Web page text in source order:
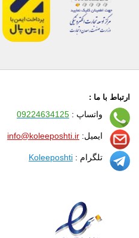
ارتباط با ما :
واتساپ : 09224634125
ایمیل: info@koleeposhti.ir
تلگرام : Koleeposhti